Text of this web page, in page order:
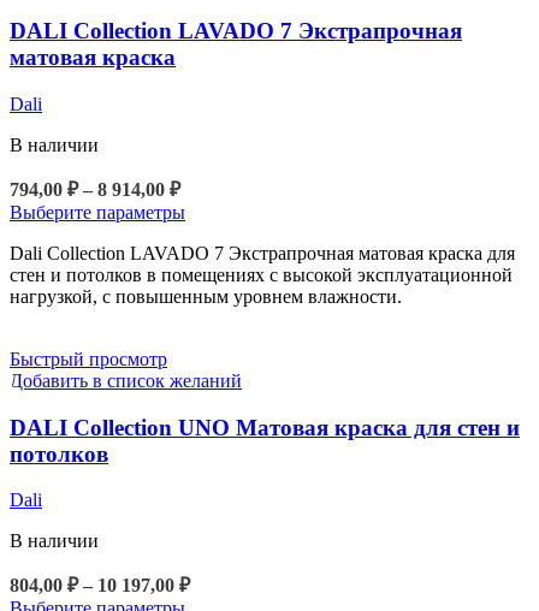
товара.
DALI Collection LAVADO 7 Экстрапрочная
матовая краска
Dali
В наличии
794,00 ₽ – 8 914,00 ₽Диапазон
цен:
–
8
914,00 ₽
Выберите параметрыЭтот
имеет
несколько
вариаций.
на
товара.
Dali Collection LAVADO 7 Экстрапрочная матовая краска для
стен и потолков в помещениях с высокой эксплуатационной
нагрузкой, с повышенным уровнем влажности.
Быстрый просмотр
Добавить в список желаний
DALI Collection UNO Матовая краска для стен и
потолков
Dali
В наличии
804,00 ₽ – 10 197,00 ₽Диапазон